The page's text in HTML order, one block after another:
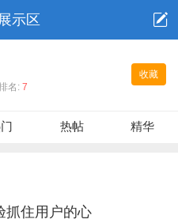
示区
收藏
名:7
热帖 精华
抓住用户的心